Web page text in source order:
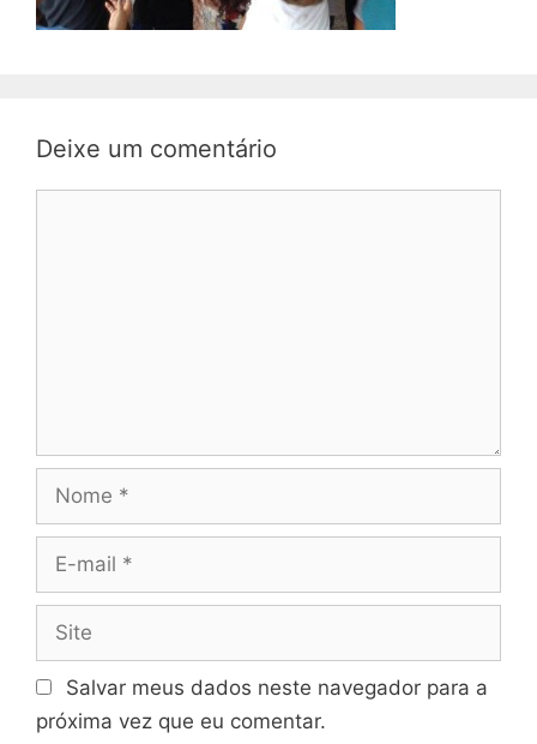
Deixe um comentário
Nome
Site
Salvar meus dados neste navegador para a
próxima vez que eu comentar.